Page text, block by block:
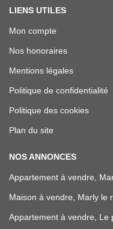
LIENS UTILES
Mon compte
Nos honoraires
Mentions légales
Politique de confidentialité
Politique des cookies
Plan du site
NOS ANNONCES
Appartement à vendre,
Maison à vendre, Marly le
Appartement à vendre, Le